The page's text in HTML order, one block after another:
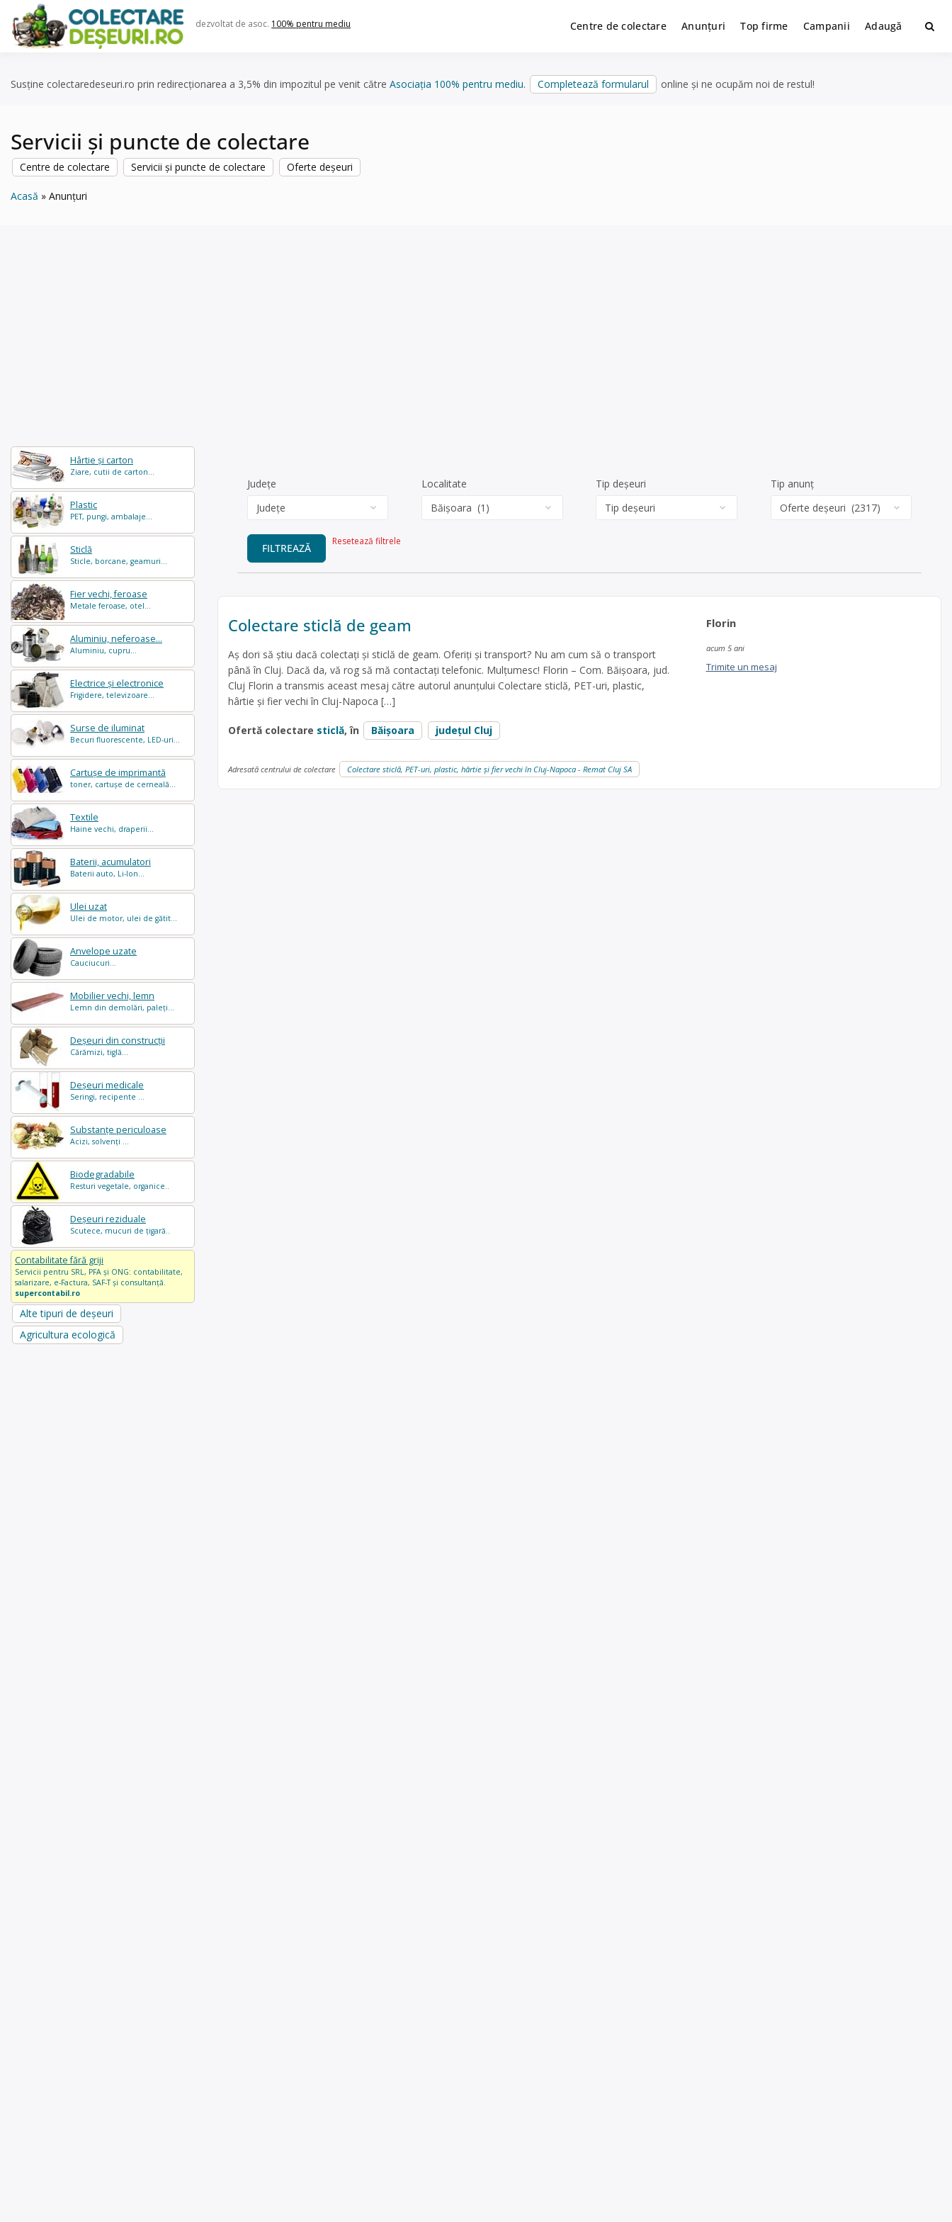
content
dezvoltat de asoc. 100% pentru mediu Centre de colectare Anunțuri Top firme Campanii Adaugă
Susține colectaredeseuri.ro prin redirecționarea a 3,5% din impozitul pe venit către Asociația 100% pentru mediu. Completează formularul online și ne ocupăm noi de restul!
Servicii și puncte de colectare
Centre de colectare Servicii și puncte de colectare Oferte deșeuri
Acasă Anunțuri
Hârtie și carton
Ziare, cutii de carton...
Plastic
PET, pungi, ambalaje...
Sticlă
Sticle, borcane, geamuri...
Fier vechi, feroase
Metale feroase, otel...
Aluminiu, neferoase...
Aluminiu, cupru...
Electrice și electronice
Frigidere, televizoare...
Surse de iluminat
Becuri fluorescente, LED-uri...
Cartușe de imprimantă
toner, cartușe de cerneală...
Textile
Haine vechi, draperii...
Baterii, acumulatori
Baterii auto, Li-Ion...
Ulei uzat
Ulei de motor, ulei de gătit...
Anvelope uzate
Cauciucuri...
Mobilier vechi, lemn
Lemn din demolări, paleți...
Deșeuri din construcții
Cărămizi, tiglă...
Deșeuri medicale
Seringi, recipente ...
Substanțe periculoase
Acizi, solvenți ...
Biodegradabile
Resturi vegetale, organice..
Deșeuri reziduale
Scutece, mucuri de țigară..
Contabilitate fără griji
Servicii pentru SRL, PFA și ONG: contabilitate,
salarizare, e-Factura, SAF-T și consultanță.
supercontabil.ro
Alte tipuri de deșeuri
Agricultura ecologică
Județe Localitate Tip deșeuri Tip anunț
FILTREAZĂ
Resetează filtrele
Colectare sticlă de geam
Aș dori să știu dacă colectați și sticlă de geam. Oferiți și transport? Nu am cum să o transport
până în Cluj. Dacă da, vă rog să mă contactați telefonic. Mulțumesc! Florin – Com. Băișoara, jud.
Cluj Florin a transmis aceast mesaj către autorul anunțului Colectare sticlă, PET-uri, plastic,
hârtie și fier vechi în Cluj-Napoca […]
Ofertă colectare sticlă, în Băişoara județul Cluj
Florin
acum 5 ani
Trimite un mesaj
Adresată centrului de colectare Colectare sticlă, PET-uri, plastic, hârtie și fier vechi în Cluj-Napoca - Remat Cluj SA